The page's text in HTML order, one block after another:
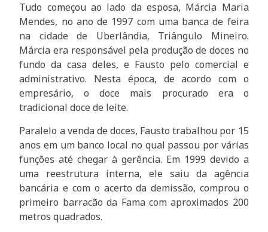
Tudo começou ao lado da esposa, Márcia Maria
Mendes, no ano de 1997 com uma banca de feira
na cidade de Uberlândia, Triângulo Mineiro.
Márcia era responsável pela produção de doces no
fundo da casa deles, e Fausto pelo comercial e
administrativo. Nesta época, de acordo com o
empresário, o doce mais procurado era o
tradicional doce de leite.
Paralelo a venda de doces, Fausto trabalhou por 15
anos em um banco local no qual passou por várias
funções até chegar à gerência. Em 1999 devido a
uma reestrutura interna, ele saiu da agência
bancária e com o acerto da demissão, comprou o
primeiro barracão da Fama com aproximados 200
metros quadrados.